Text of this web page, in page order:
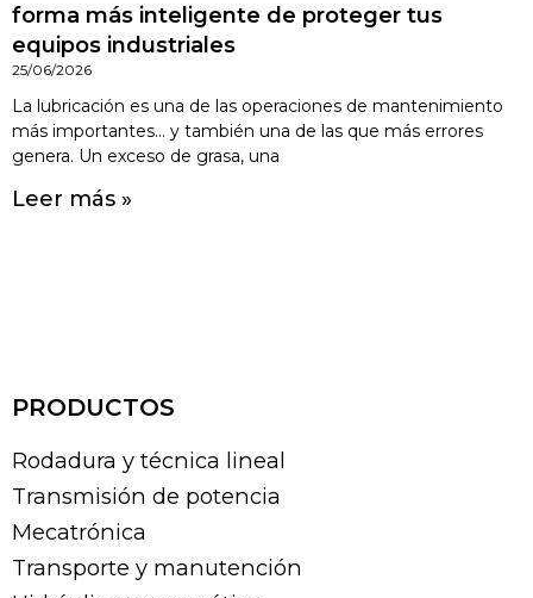
forma más inteligente de proteger tus
equipos industriales
25/06/2026
La lubricación es una de las operaciones de mantenimiento
más importantes… y también una de las que más errores
genera. Un exceso de grasa, una
Leer más »
PRODUCTOS
Rodadura y técnica lineal
Transmisión de potencia
Mecatrónica
Transporte y manutención